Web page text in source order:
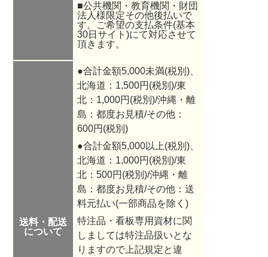
■公共機関・教育機関・財団
法人様限定その他後払いで
す。ご希望の支払条件(基本
30日サイト)にて対応させて
頂きます。
送料・配送
について
●合計金額5,000未満(税別)、
北海道：1,500円(税別)/東
北：1,000円(税別)/沖縄・離
島：都度お見積/その他：
600円(税別)
●合計金額5,000以上(税別)、
北海道：1,000円(税別)/東
北：500円(税別)/沖縄・離
島：都度お見積/その他：送
料元払い(一部商品を除く)
特注品・看板専用資材に関
しましては特注品扱いとな
りますので上記規定と違